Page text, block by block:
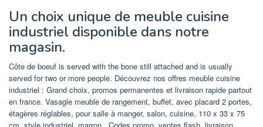
Un choix unique de meuble cuisine
industriel disponible dans notre
magasin.
Côte de boeuf is served with the bone still attached and is usually
served for two or more people. Découvrez nos offres meuble cuisine
industriel : Grand choix, promos permanentes et livraison rapide partout
en france. Vasagle meuble de rangement, buffet, avec placard 2 portes,
étagères réglables, pour salle à manger, salon, cuisine, 110 x 33 x 75
cm, style industriel, marron . Codes promo, ventes flash, livraison